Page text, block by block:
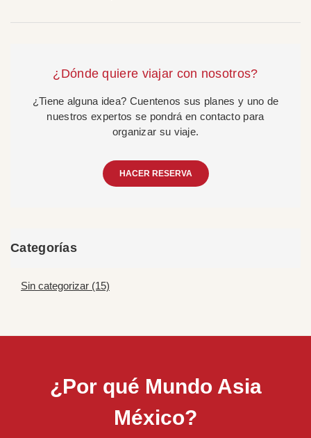
¿Dónde quiere viajar con nosotros?
¿Tiene alguna idea? Cuentenos sus planes y uno de
nuestros expertos se pondrá en contacto para
organizar su viaje.
HACER RESERVA
Categorías
Sin categorizar (15)
¿Por qué Mundo Asia
México?